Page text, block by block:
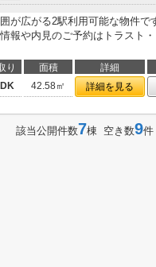
が広がる2駅利用可能な物件で
報や内見のご予約はトラスト
り 面積 詳細
42.58㎡ 詳細を見る
該当公開件数7棟 空き数9件